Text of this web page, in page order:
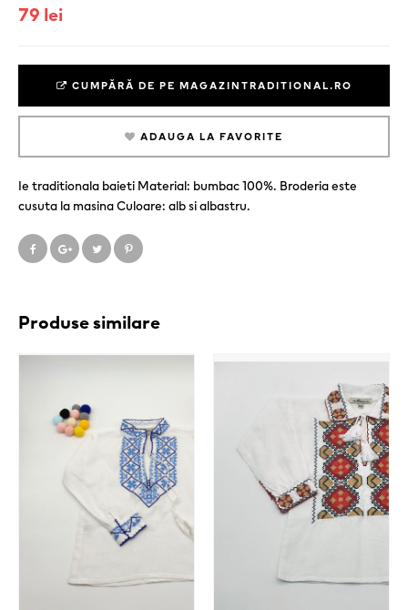
79 lei
CUMPĂRĂ DE PE MAGAZINTRADITIONAL.RO
ADAUGA LA FAVORITE
Ie traditionala baieti Material: bumbac 100%. Broderia este
cusuta la masina Culoare: alb si albastru.
Produse similare